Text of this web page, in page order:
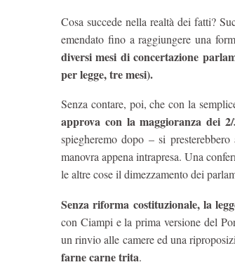
Cosa succede nella realtà dei fatti?
emendato fino a raggiungere una
diversi mesi di concertazione
per legge, tre mesi).
Senza contare, poi, che con la
approva con la maggioranza dei
spiegheremo dopo – si
manovra appena intrapresa. Una
le altre cose il dimezzamento dei
Senza riforma costituzionale, la
con Ciampi e la prima versione del
un rinvio alle camere ed una
farne carne trita.